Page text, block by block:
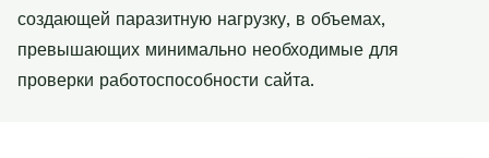
создающей паразитную нагрузку, в объемах,
превышающих минимально необходимые для
проверки работоспособности сайта.